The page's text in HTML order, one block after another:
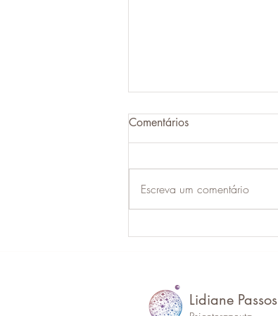
Comentários
Escreva um comentário
Lidiane Passos